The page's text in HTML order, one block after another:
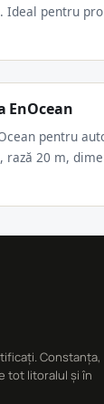
Ideal pentru
EnOcean
pentru
rază 20 m,
Constanța,
tot litoralul și în